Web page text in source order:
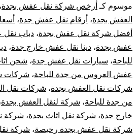
الباحة
موسوم كـ أرخص شركة نقل عفش بجدة،
العفش بجدة، أرقام نقل عفش جدة،
أفضل شركة نقل عفش بجدة، دباب
عفش بجدة، دينا نقل عفش خارج جدة،
للباحة، سيارات نقل عفش جدة، شحن
عفش العروس من جدة للباحة، شركات
شركات نقل العفش بجدة، شركات نقل
من جدة للباحة، شركة لنقل العفش بجدة
خارج جدة، شركة نقل اثاث بجدة، شركة
شركة نقل عفش بجدة رخيصة، شركة